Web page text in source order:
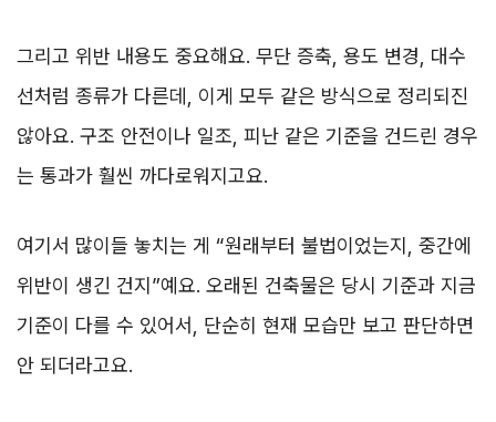
그리고 위반 내용도 중요해요. 무단 증축, 용도 변경, 대수
선처럼 종류가 다른데, 이게 모두 같은 방식으로 정리되진
않아요. 구조 안전이나 일조, 피난 같은 기준을 건드린 경우
는 통과가 훨씬 까다로워지고요.
여기서 많이들 놓치는 게 “원래부터 불법이었는지, 중간에
위반이 생긴 건지”예요. 오래된 건축물은 당시 기준과 지금
기준이 다를 수 있어서, 단순히 현재 모습만 보고 판단하면
안 되더라고요.